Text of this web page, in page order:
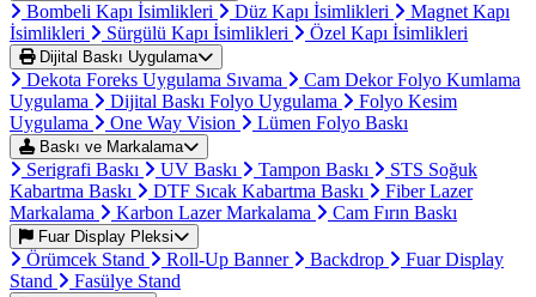
Bombeli Kapı İsimlikleri Düz Kapı İsimlikleri
Magnet Kapı
İsimlikleri
Sürgülü Kapı İsimlikleri Özel Kapı İsimlikleri
Dijital Baskı Uygulama
Dekota Foreks Uygulama Sıvama
Cam Dekor Folyo Kumlama
Uygulama
Dijital Baskı Folyo Uygulama
Folyo Kesim
Uygulama
One Way Vision Lümen Folyo Baskı
Baskı ve Markalama
Serigrafi Baskı UV Baskı Tampon Baskı
STS Soğuk
Kabartma Baskı
DTF Sıcak Kabartma Baskı
Fiber Lazer
Markalama
Karbon Lazer Markalama Cam Fırın Baskı
Fuar Display Pleksi
Örümcek Stand Roll-Up Banner Backdrop
Fuar Display
Stand
Fasülye Stand